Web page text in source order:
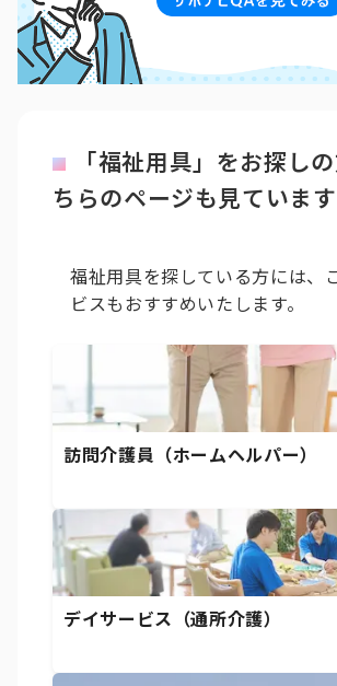
「福祉用具」をお探し
ちらのページも見ています
福祉用具を探している方には、
ビスもおすすめいたします。
訪問介護員（ホームヘルパー）
デイサービス（通所介護）